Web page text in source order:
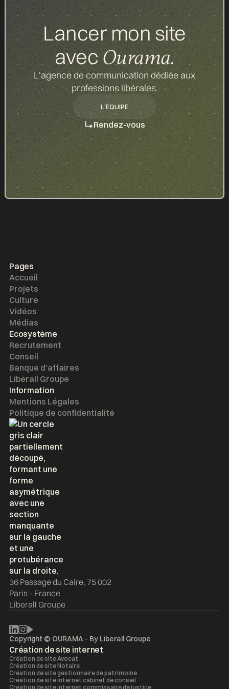
Lancer mon site
avecOurama.
L'agence de communication dédiée aux
professions libérales.
L'ÉQUIPE
L'ÉQUIPE
Rendez-vous
36 Passage du Caire, 75 002
Paris - France
Liberall Groupe
Pages
Accueil
Projets
Culture
Vidéos
Médias
Ecosystème
Recrutement
Conseil
Banque d'affaires
Liberall Groupe
Information
Mentions Légales
Politique de confidentialité
Copyright © OURAMA - By Liberall Groupe
Création de site internet
Création de site Avocat
Création de site Notaire
Création de site gestionnaire de patrimoine
Création de site internet cabinet de conseil
Création de site internet commissaire de justice